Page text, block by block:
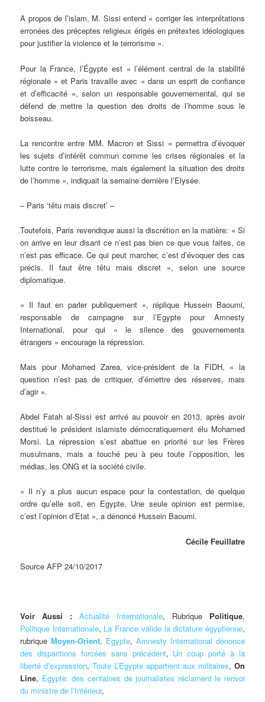
A propos de l’islam, M. Sissi entend « corriger les interprétations
erronées des préceptes religieux érigés en prétextes idéologiques
pour justifier la violence et le terrorisme ».
Pour la France, l’Égypte est « l’élément central de la stabilité
régionale » et Paris travaille avec « dans un esprit de confiance
et d’efficacité », selon un responsable gouvernemental, qui se
défend de mettre la question des droits de l’homme sous le
boisseau.
La rencontre entre MM. Macron et Sissi « permettra d’évoquer
les sujets d’intérêt commun comme les crises régionales et la
lutte contre le terrorisme, mais également la situation des droits
de l’homme », indiquait la semaine dernière l’Elysée.
– Paris ‘têtu mais discret’ –
Toutefois, Paris revendique aussi la discrétion en la matière: « Si
on arrive en leur disant ce n’est pas bien ce que vous faites, ce
n’est pas efficace. Ce qui peut marcher, c’est d’évoquer des cas
précis. Il faut être têtu mais discret », selon une source
diplomatique.
« Il faut en parler publiquement », réplique Hussein Baoumi,
responsable de campagne sur l’Egypte pour Amnesty
International, pour qui « le silence des gouvernements
étrangers » encourage la répression.
Mais pour Mohamed Zarea, vice-président de la FIDH, « la
question n’est pas de critiquer, d’émettre des réserves, mais
d’agir ».
Abdel Fatah al-Sissi est arrivé au pouvoir en 2013, après avoir
destitué le président islamiste démocratiquement élu Mohamed
Morsi. La répression s’est abattue en priorité sur les Frères
musulmans, mais a touché peu à peu toute l’opposition, les
médias, les ONG et la société civile.
« Il n’y a plus aucun espace pour la contestation, de quelque
ordre qu’elle soit, en Egypte. Une seule opinion est permise,
c’est l’opinion d’Etat », a dénoncé Hussein Baoumi.
Cécile Feuillatre
Source AFP 24/10/2017
Voir Aussi : Actualité Internationale, Rubrique Politique,
Politique Internationale, La France valide la dictature égyptienne,
rubriqueMoyen-Orient, Egypte, Amnesty International dénonce
des disparitions forcées sans précédent, Un coup porté à la
liberté d’expression,Toute L’Egypte appartient aux militaires, On
Line, Egypte: des centaines de journalistes réclament le renvoi
du ministre de l’Intérieur,